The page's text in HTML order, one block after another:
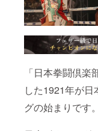
「日本拳闘倶楽
した1921年が日
グの始まりです。